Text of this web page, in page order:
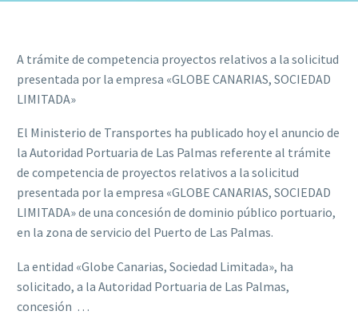
A trámite de competencia proyectos relativos a la solicitud
presentada por la empresa «GLOBE CANARIAS, SOCIEDAD
LIMITADA»
El Ministerio de Transportes ha publicado hoy el anuncio de
la Autoridad Portuaria de Las Palmas referente al trámite
de competencia de proyectos relativos a la solicitud
presentada por la empresa «GLOBE CANARIAS, SOCIEDAD
LIMITADA» de una concesión de dominio público portuario,
en la zona de servicio del Puerto de Las Palmas.
La entidad «Globe Canarias, Sociedad Limitada», ha
solicitado, a la Autoridad Portuaria de Las Palmas,
concesión …